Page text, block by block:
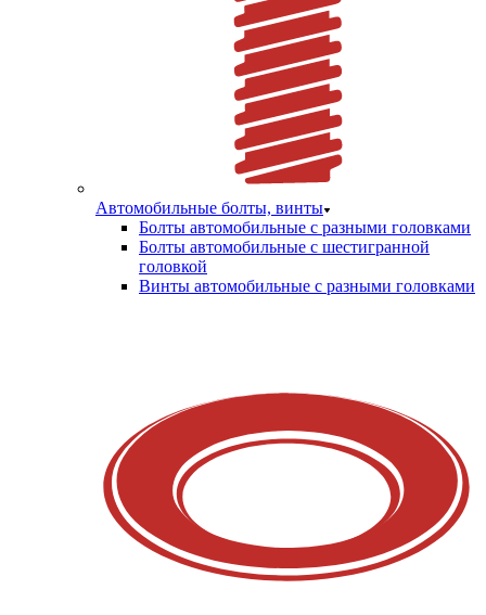
Автомобильные болты, винты
Болты автомобильные с разными головками
Болты автомобильные с шестигранной
головкой
Винты автомобильные с разными головками